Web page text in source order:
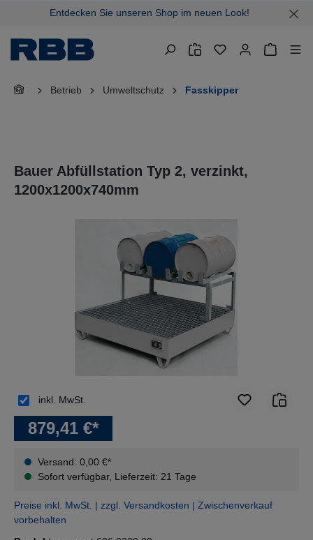
springenEntdecken Sie unseren Shop im neuen Look!
Betrieb Umweltschutz Fasskipper
Bauer Abfüllstation Typ 2, verzinkt,
1200x1200x740mm
879,41 €*
Versand: 0,00 €*
Sofort verfügbar, Lieferzeit: 21 Tage
inkl. MwSt.
Preise inkl. MwSt. | zzgl. Versandkosten | Zwischenverkauf
vorbehalten